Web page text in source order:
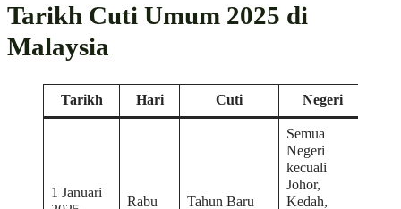
Tarikh Cuti Umum 2025 di
Malaysia
Tarikh Hari Cuti Negeri
1 Januari
Rabu Tahun Baru
Semua
Negeri
kecuali
Johor,
Kedah,